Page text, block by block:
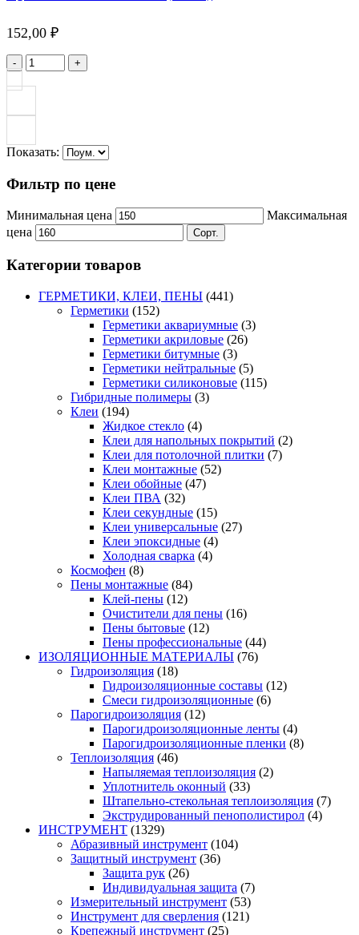
152,00 ₽
- +
Показать:
Фильтр по цене
Минимальная цена
Максимальная
цена
Сорт.
Категории товаров
ГЕРМЕТИКИ, КЛЕИ, ПЕНЫ (441)
Герметики (152)
Герметики аквариумные (3)
Герметики акриловые (26)
Герметики битумные (3)
Герметики нейтральные (5)
Герметики силиконовые (115)
Гибридные полимеры (3)
Клеи (194)
Жидкое стекло (4)
Клеи для напольных покрытий (2)
Клеи для потолочной плитки (7)
Клеи монтажные (52)
Клеи обойные (47)
Клеи ПВА (32)
Клеи секундные (15)
Клеи универсальные (27)
Клеи эпоксидные (4)
Холодная сварка (4)
Космофен (8)
Пены монтажные (84)
Клей-пены (12)
Очистители для пены (16)
Пены бытовые (12)
Пены профессиональные (44)
ИЗОЛЯЦИОННЫЕ МАТЕРИАЛЫ (76)
Гидроизоляция (18)
Гидроизоляционные составы (12)
Смеси гидроизоляционные (6)
Парогидроизоляция (12)
Парогидроизоляционные ленты (4)
Парогидроизоляционные пленки (8)
Теплоизоляция (46)
Напыляемая теплоизоляция (2)
Уплотнитель оконный (33)
Штапельно-стекольная теплоизоляция (7)
Экструдированный пенополистирол (4)
ИНСТРУМЕНТ (1329)
Абразивный инструмент (104)
Защитный инструмент (36)
Защита рук (26)
Индивидуальная защита (7)
Измерительный инструмент (53)
Инструмент для сверления (121)
Крепежный инструмент (25)